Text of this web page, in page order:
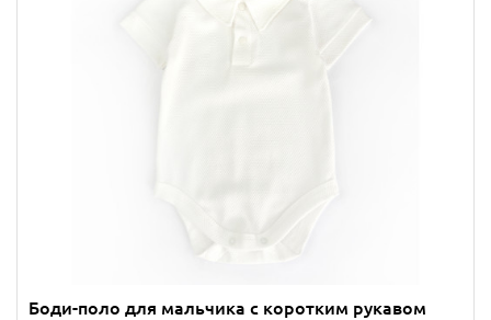
Боди-поло для мальчика с коротким рукавом